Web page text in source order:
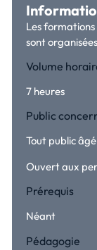
Les formations
sont
Volume
7 heures
Public
Tout public
Ouvert aux
Prérequis
Néant
Pédagogie